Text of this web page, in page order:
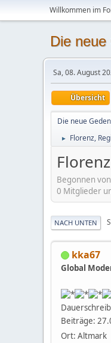
Willkommen im
Die
Sa, 08. August
Übersicht
Die neue
► Florenz,
Begonnen
0 Mitglieder
NACH UNTEN
kka67
Global
Beiträge:
Ort: Altmark